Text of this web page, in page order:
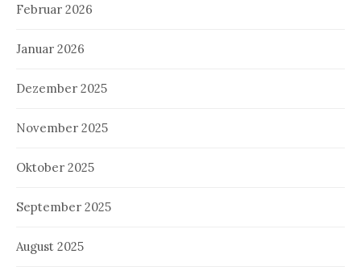
Februar 2026
Januar 2026
Dezember 2025
November 2025
Oktober 2025
September 2025
August 2025